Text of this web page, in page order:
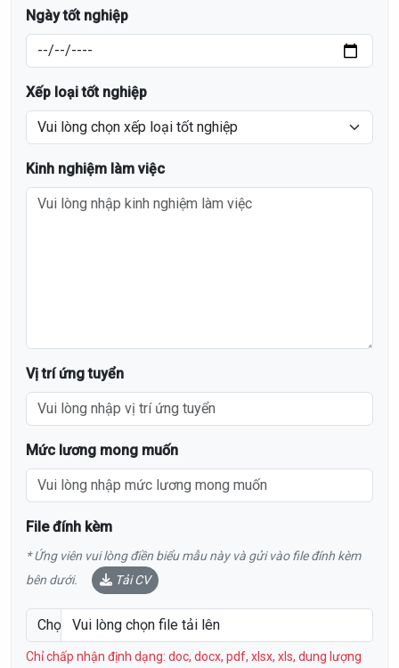
Ngày tốt nghiệp
Xếp loại tốt nghiệp
Kinh nghiệm làm việc
Vị trí ứng tuyển
Mức lương mong muốn
File đính kèm
* Ứng viên vui lòng điền biểu mẫu này và gửi vào file đính kèm
bên dưới.
Tải CV
Chọn file CV
Vui lòng chọn file tải lên
Chỉ chấp nhận định dạng: doc, docx, pdf, xlsx, xls, dung lượng